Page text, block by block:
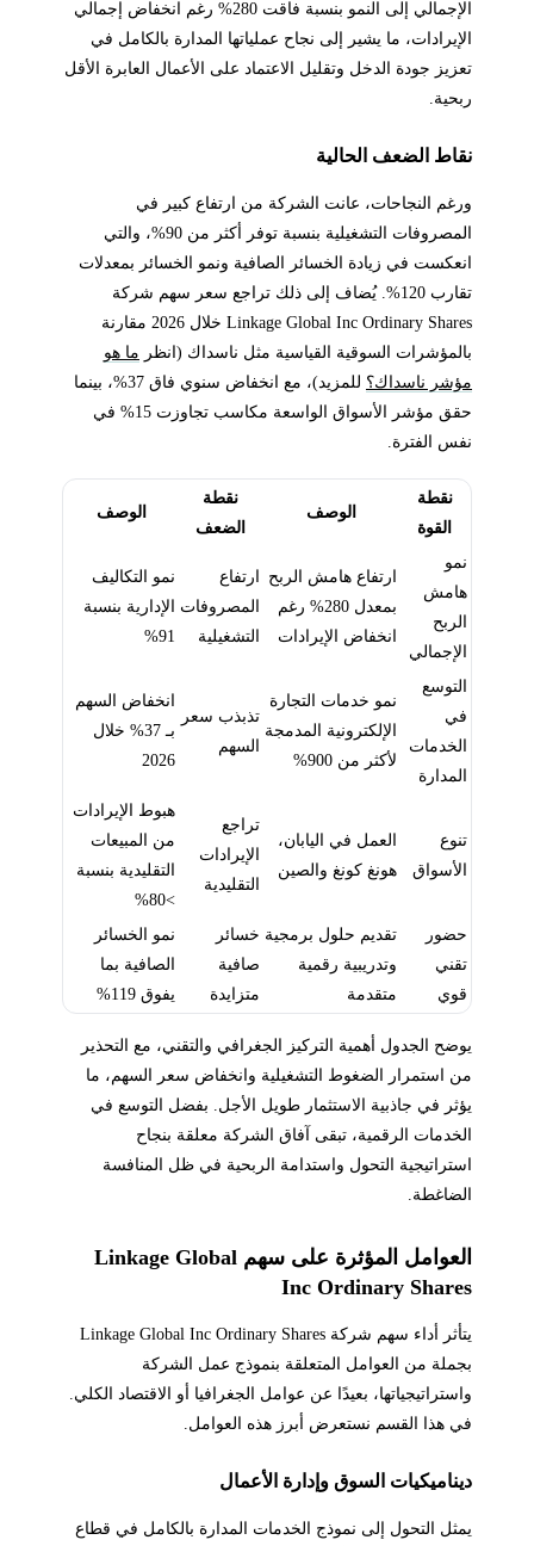
الإجمالي إلى النمو بنسبة فاقت 280% رغم انخفاض إجمالي
الإيرادات، ما يشير إلى نجاح عملياتها المدارة بالكامل في
تعزيز جودة الدخل وتقليل الاعتماد على الأعمال العابرة الأقل
ربحية.
نقاط الضعف الحالية
ورغم النجاحات، عانت الشركة من ارتفاع كبير في
المصروفات التشغيلية بنسبة توفر أكثر من 90%، والتي
انعكست في زيادة الخسائر الصافية ونمو الخسائر بمعدلات
تقارب 120%. يُضاف إلى ذلك تراجع سعر سهم شركة
Linkage Global Inc Ordinary Shares خلال 2026 مقارنة
بالمؤشرات السوقية القياسية مثل ناسداك (انظر ما هو
مؤشر ناسداك؟
للمزيد)، مع انخفاض سنوي فاق 37%، بينما
حقق مؤشر الأسواق الواسعة مكاسب تجاوزت 15% في
نفس الفترة.
نقطة
القوة
الوصف
نقطة
الضعف
الوصف
نمو
هامش
الربح
الإجمالي
ارتفاع هامش الربح
بمعدل 280% رغم
انخفاض الإيرادات
ارتفاع
المصروفات
التشغيلية
نمو التكاليف
الإدارية بنسبة
91%
التوسع
في
الخدمات
المدارة
نمو خدمات التجارة
الإلكترونية المدمجة
لأكثر من 900%
تذبذب سعر
السهم
انخفاض السهم
بـ 37% خلال
2026
تنوع
الأسواق
العمل في اليابان،
هونغ كونغ والصين
تراجع
الإيرادات
التقليدية
هبوط الإيرادات
من المبيعات
التقليدية بنسبة
>80%
حضور
تقني
قوي
تقديم حلول برمجية
وتدريبية رقمية
متقدمة
خسائر
صافية
متزايدة
نمو الخسائر
الصافية بما
يفوق 119%
يوضح الجدول أهمية التركيز الجغرافي والتقني، مع التحذير
من استمرار الضغوط التشغيلية وانخفاض سعر السهم، ما
يؤثر في جاذبية الاستثمار طويل الأجل. بفضل التوسع في
الخدمات الرقمية، تبقى آفاق الشركة معلقة بنجاح
استراتيجية التحول واستدامة الربحية في ظل المنافسة
الضاغطة.
العوامل المؤثرة على سهم Linkage Global
Inc Ordinary Shares
يتأثر أداء سهم شركة Linkage Global Inc Ordinary Shares
بجملة من العوامل المتعلقة بنموذج عمل الشركة
واستراتيجياتها، بعيدًا عن عوامل الجغرافيا أو الاقتصاد الكلي.
في هذا القسم نستعرض أبرز هذه العوامل.
ديناميكيات السوق وإدارة الأعمال
يمثل التحول إلى نموذج الخدمات المدارة بالكامل في قطاع